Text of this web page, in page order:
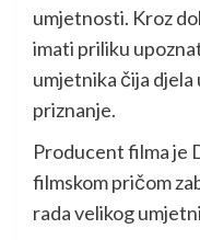
umjetnosti. Kroz
imati priliku
umjetnika čija
priznanje.
Producent filma je
filmskom pričom
rada velikog